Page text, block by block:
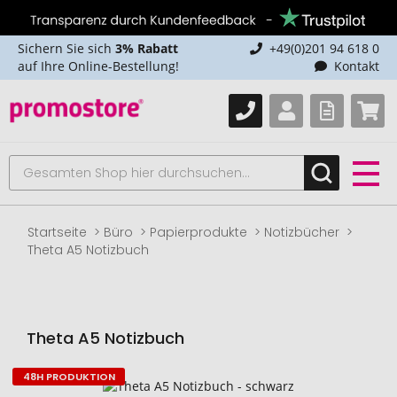
Sichern Sie sich 3% Rabatt
auf Ihre Online-Bestellung!
+49(0)201 94 618 0
Kontakt
Startseite Büro Papierprodukte
Notizbücher
Theta A5 Notizbuch
Theta A5 Notizbuch
Zum
48H PRODUKTION